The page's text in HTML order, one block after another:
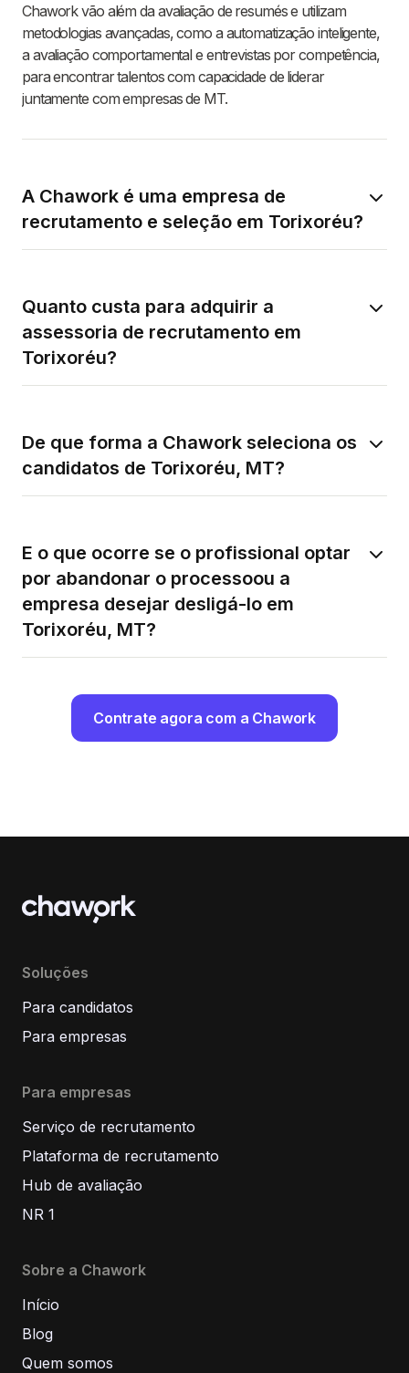
Chawork vão além da avaliação de resumés e utilizam
metodologias avançadas, como a automatização inteligente,
a avaliação comportamental e entrevistas por competência,
para encontrar talentos com capacidade de liderar
juntamente com empresas de MT.
A Chawork é uma empresa de
recrutamento e seleção em Torixoréu?
Quanto custa para adquirir a
assessoria de recrutamento em
Torixoréu?
De que forma a Chawork seleciona os
candidatos de Torixoréu, MT?
E o que ocorre se o profissional optar
por abandonar o processoou a
empresa desejar desligá-lo em
Torixoréu, MT?
Contrate agora com a Chawork
Soluções
Para candidatos
Para empresas
Para empresas
Serviço de recrutamento
Plataforma de recrutamento
Hub de avaliação
NR 1
Sobre a Chawork
Início
Blog
Quem somos